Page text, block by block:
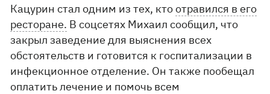
Кацурин стал одним из тех, ктоотравился в его
ресторане. В соцсетях Михаил сообщил, что
закрыл заведение для выяснения всех
обстоятельств и готовится к госпитализации в
инфекционное отделение. Он также пообещал
оплатить лечение и помочь всем